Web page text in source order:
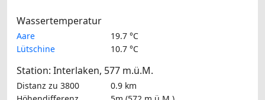
Wassertemperatur
Aare
19.7 °C
Lütschine
10.7 °C
Station: Interlaken, 577 m.ü.M.
Distanz zu 3800
0.9 km